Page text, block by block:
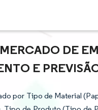
DE
E
por Tipo de Material